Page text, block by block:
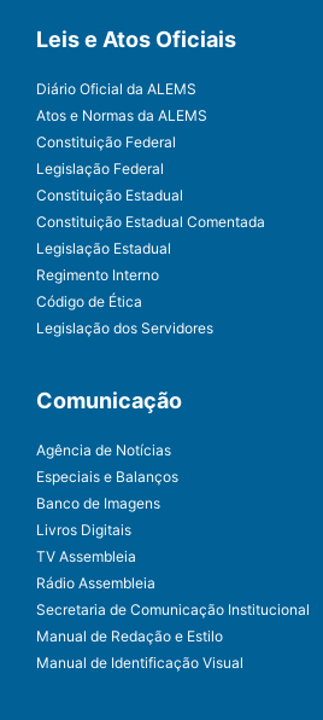
Leis e Atos Oficiais
Diário Oficial da ALEMS
Atos e Normas da ALEMS
Constituição Federal
Legislação Federal
Constituição Estadual
Constituição Estadual Comentada
Legislação Estadual
Regimento Interno
Código de Ética
Legislação dos Servidores
Comunicação
Agência de Notícias
Especiais e Balanços
Banco de Imagens
Livros Digitais
TV Assembleia
Rádio Assembleia
Secretaria de Comunicação Institucional
Manual de Redação e Estilo
Manual de Identificação Visual